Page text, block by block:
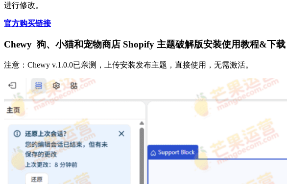
进行修改。
官方购买链接
Chewy 狗、小猫和宠物商店 Shopify 主题破解版安装使用教程&下载
注意：Chewy v.1.0.0已亲测，上传安装发布主题，直接使用，无需激活。